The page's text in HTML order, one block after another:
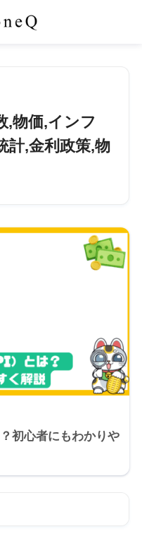
,物価,インフ
計,金利政策,物
初心者にもわかりや